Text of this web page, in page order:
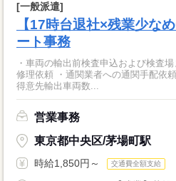
[一般派遣]
【17時台退社×残業少
ート事務
・車両の輸出前検査申込および検査
修理依頼 ・通関業者への通関手配依
得意先輸出車両数...
営業事務
東京都中央区/茅場町駅
時給1,850円～ 交通費全額支給